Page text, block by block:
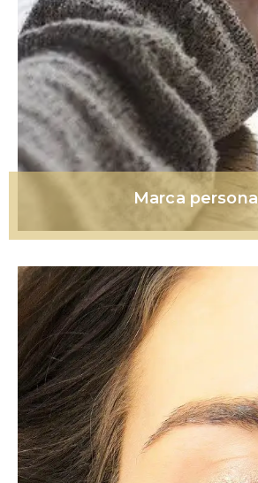
Marca personal